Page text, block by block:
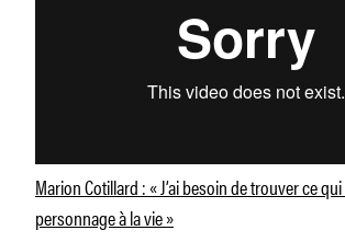
Marion Cotillard : « J’ai besoin de trouver ce
personnage à la vie »